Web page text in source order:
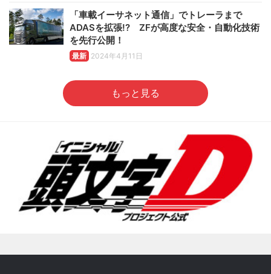
「車載イーサネット通信」でトレーラまで
ADASを拡張!? ZFが高度な安全・自動化技術
を先行公開！
最新 2024年4月11日
もっと見る